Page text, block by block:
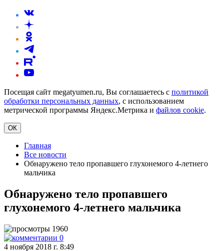
Посещая сайт megatyumen.ru, Вы соглашаетесь с политикой
обработки персональных данных, с использованием
метрической программы Яндекс.Метрика и файлов cookie.
ОК
Главная
Все новости
Обнаружено тело пропавшего глухонемого 4-летнего
мальчика
Обнаружено тело пропавшего
глухонемого 4-летнего мальчика
1960
0
4 ноября 2018 г. 8:49